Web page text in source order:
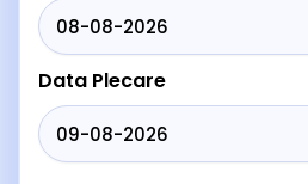
Data Plecare